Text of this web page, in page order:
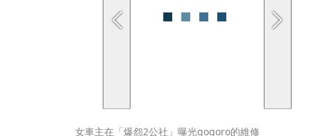
女車主在「爆怨2公社」曝光gogoro的維修